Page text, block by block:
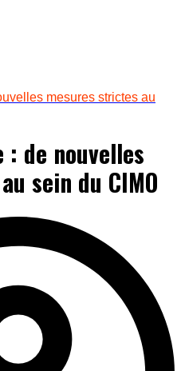
mesures strictes au
de nouvelles
sein du CIMO